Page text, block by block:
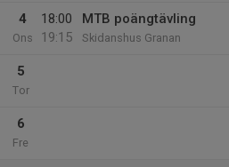
4
Ons
18:00
19:15
MTB poängtävling
Skidanshus Granan
5
Tor
6
Fre